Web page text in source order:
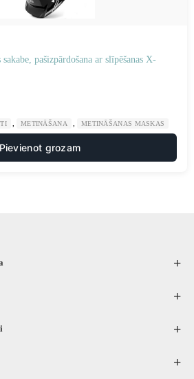
pašizpārdošana ar slīpēšanas X-
METINĀŠANA METINĀŠANAS MASKAS
Pievienot grozam
+
+
+
+